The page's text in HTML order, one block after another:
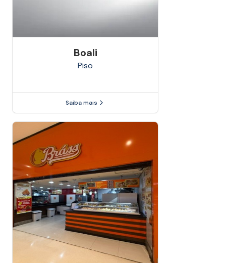
Boali
Piso
Saiba mais